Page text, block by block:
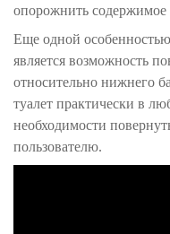
опорожнить содержимое
Еще одной особенностью
является возможность
относительно нижнего
туалет практически в
необходимости
пользователю.